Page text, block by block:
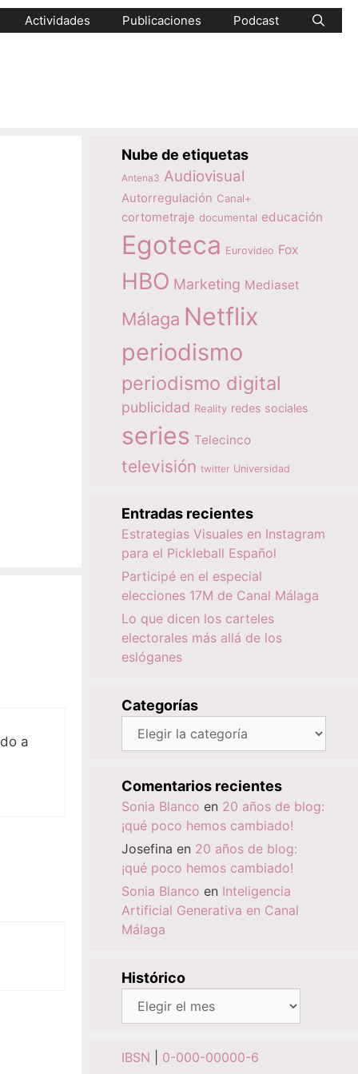
Actividades Publicaciones Podcast
a
Nube de etiquetas
Antena3 Audiovisual
Autorregulación Canal+
cortometraje documental educación
Egoteca Eurovideo Fox
HBO Marketing Mediaset
Málaga Netflix
periodismo
periodismo digital
publicidad Reality redes sociales
series Telecinco
televisión twitter Universidad
Entradas recientes
Estrategias Visuales en Instagram
para el Pickleball Español
Participé en el especial
elecciones 17M de Canal Málaga
Lo que dicen los carteles
electorales más allá de los
eslóganes
Categorías
Categorías
Comentarios recientes
Sonia Blanco en 20 años de blog:
¡qué poco hemos cambiado!
Josefina en 20 años de blog:
¡qué poco hemos cambiado!
Sonia Blanco en Inteligencia
Artificial Generativa en Canal
Málaga
Histórico
Histórico
IBSN 0-000-00000-6